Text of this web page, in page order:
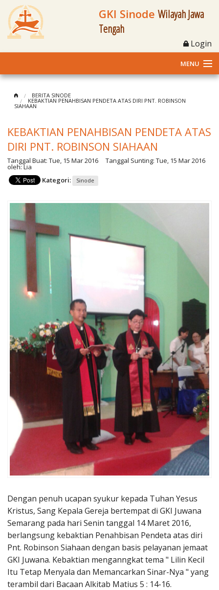
GKI Sinode Wilayah Jawa
Tengah
Login
MENU
Profil
Klasis dan Jemaat
Berita Kegiatan
Fasilitas
Materi
Penerbitan
BERITA SINODE
KEBAKTIAN PENAHBISAN PENDETA ATAS DIRI PNT. ROBINSON
SIAHAAN
KEBAKTIAN PENAHBISAN PENDETA ATAS
DIRI PNT. ROBINSON SIAHAAN
Tanggal Buat: Tue, 15 Mar 2016 Tanggal Sunting: Tue, 15 Mar 2016
oleh:Lia
Kategori:
Sinode
Dengan penuh ucapan syukur kepada Tuhan Yesus
Kristus, Sang Kepala Gereja bertempat di GKI Juwana
Semarang pada hari Senin tanggal 14 Maret 2016,
berlangsung kebaktian Penahbisan Pendeta atas diri
Pnt. Robinson Siahaan dengan basis pelayanan jemaat
GKI Juwana. Kebaktian menganngkat tema " Lilin Kecil
Itu Tetap Menyala dan Memancarkan Sinar-Nya " yang
terambil dari Bacaan Alkitab Matius 5 : 14-16.